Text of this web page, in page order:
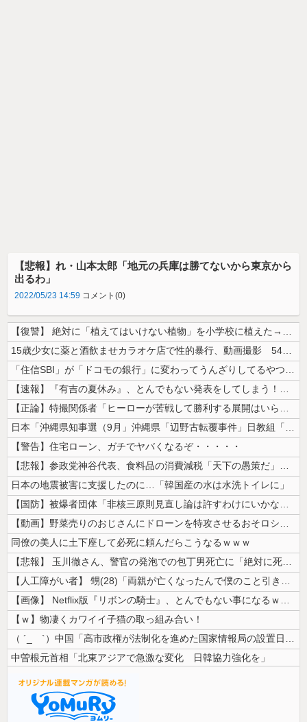
【悲報】れ・山本太郎「地元の兵庫は勝てないから東京から
出るわ」
2022/05/23 14:59 コメント(0)
【復讐】 絶対に「植えてはいけない植物」を小学校に植えた→20年経って...
15歳少女に薬と酒飲ませカラオケ店で性的暴行、動画撮影 54歳無職を再...
「住信SBI」が「ドコモの銀行」に変わってうんざりしてるやつｗｗｗｗｗ...
【速報】『有吉の夏休み』、とんでもない発表をしてしまう！！！！！
【正論】特撮関係者「ヒーローが苦戦して勝利する展開はいらない。それで特...
日本「沖縄県知事選（9月」沖縄県「辺野古転覆事件」日教組「同志社批判！...
【警告】住宅ローン、ガチでヤバくなるぞ・・・・・
【悲報】参政党神谷代表、食料品の消費減税「天下の愚策だ」と批判ｗｗｗｗ...
日本の地震被害に支援したのに…「韓国産の水は水洗トイレに」
【国防】被爆者団体「非核三原則見直し論は許すわけにいかない」 ネット「...
【動画】野菜売りのおじさんにドローンを特攻させるおそロシア。
同僚の美人に土下座して必死に頼んだらこうなるｗｗｗ
【悲報】 玉川徹さん、警官の発泡での包丁男死亡に「絶対に死刑にならない...
【人工障がい者】 甥(28)「両親が亡くなったんで僕のこと引き取ってほ...
【画像】 Netflix版『リボンの騎士』、とんでもない事になるｗｗｗ...
【ｗ】物凄くカワイイ子猫の取っ組み合い！
（ ´_ゝ`）中国「高市政権が法制化を進めた国家情報局の設置日が7月3...
中曽根元首相「北東アジアで急激な変化 日韓協力強化を」